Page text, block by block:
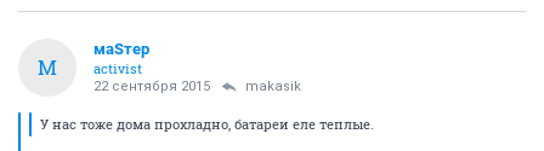
М
маSтер
activist
22 сентября 2015 makasik
У нас тоже дома прохладно, батареи еле теплые.